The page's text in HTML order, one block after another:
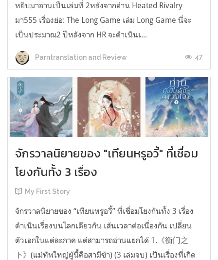
หยิบมาอ่านเป็นเล่มที่ 2หลังจากอ่าน Heated Rivalry
มา555 เรื่องย่อ: The Long Game เล่ม Long Game นี่จะ
เป็นประมาณ2 ปีหลังจาก HR จะดำเนินเ...
Parntranslation and Review 47
จักรวาลนิยายของ "เทียนหรูอวี้" ที่เชื่อม
โยงกันทั้ง 3 เรื่อง
My First Story
จักรวาลนิยายของ “เทียนหรูอวี้” ที่เชื่อมโยงกันทั้ง 3 เรื่อง
ดำเนินเรื่องบนโลกเดียวกัน เส้นเวลาต่อเนื่องกัน เปลี่ยน
ตัวเอกในแต่ละภาค แต่สามารถอ่านแยกได้ 1.《衡门之
下》(แม่ทัพใหญ่ผู้นี้คือสามีข้า) (3 เล่มจบ) เป็นเรื่องที่เกิด